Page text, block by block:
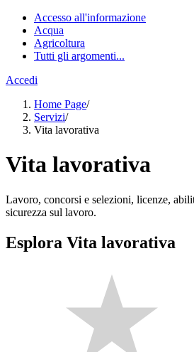
Accesso all'informazione
Acqua
Agricoltura
Tutti gli argomenti...
Accedi
Home Page/
Servizi/
Vita lavorativa
Vita lavorativa
Lavoro, concorsi e selezioni, licenze,
sicurezza sul lavoro.
Esplora Vita lavorativa